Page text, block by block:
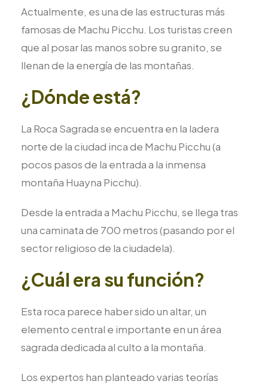
Actualmente, es una de las estructuras más
famosas de Machu Picchu. Los turistas creen
que al posar las manos sobre su granito, se
llenan de la energía de las montañas.
¿Dónde está?
La Roca Sagrada se encuentra en la ladera
norte de la ciudad inca de Machu Picchu (a
pocos pasos de la entrada a la inmensa
montaña Huayna Picchu).
Desde la entrada a Machu Picchu, se llega tras
una caminata de 700 metros (pasando por el
sector religioso de la ciudadela).
¿Cuál era su función?
Esta roca parece haber sido un altar, un
elemento central e importante en un área
sagrada dedicada al culto a la montaña.
Los expertos han planteado varias teorías